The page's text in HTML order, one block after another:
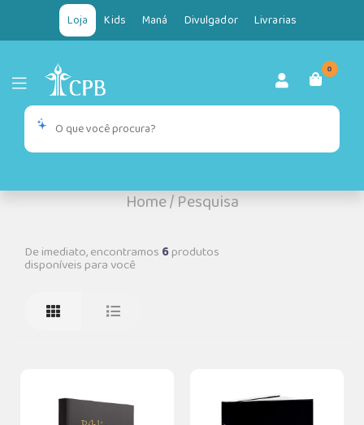
Loja Kids Maná Divulgador Livrarias
0
Home/Pesquisa
De imediato, encontramos 6produtos
disponíveis para você